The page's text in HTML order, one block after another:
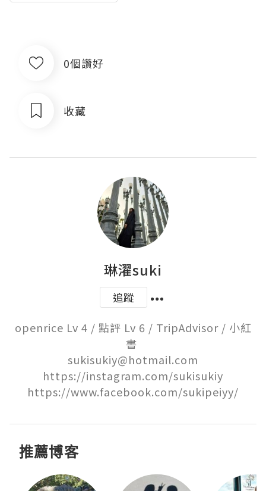
0個讚好
收藏
琳濯suki
追蹤
openrice Lv 4 / 點評 Lv 6 / TripAdvisor / 小紅
書
sukisukiy@hotmail.com
https://instagram.com/sukisukiy
https://www.facebook.com/sukipeiyy/
推薦博客